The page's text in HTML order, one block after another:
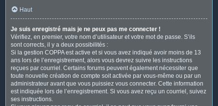
Haut
Je suis enregistré mais je ne peux pas me connecter !
Vérifiez, en premier, votre nom d’utilisateur et votre mot de passe. S’ils
sont corrects, il y a deux possibilités :
Si la gestion COPPA est active et si vous avez indiqué avoir moins de 13
ans lors de l’enregistrement, alors vous devrez suivre les instructions
reçues par courriel. Certains forums peuvent également nécessiter que
toute nouvelle création de compte soit activée par vous-même ou par un
administrateur avant que vous puissiez vous connecter. Cette information
est indiquée lors de l’enregistrement. Si vous avez reçu un courriel, suivez
ses instructions.